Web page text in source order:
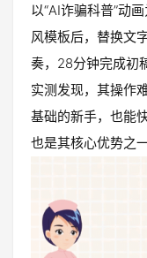
以“AI诈骗科普”动
风模板后，替换文
奏，28分钟完成初
实测发现，其操作
基础的新手，也能
也是其核心优势之一